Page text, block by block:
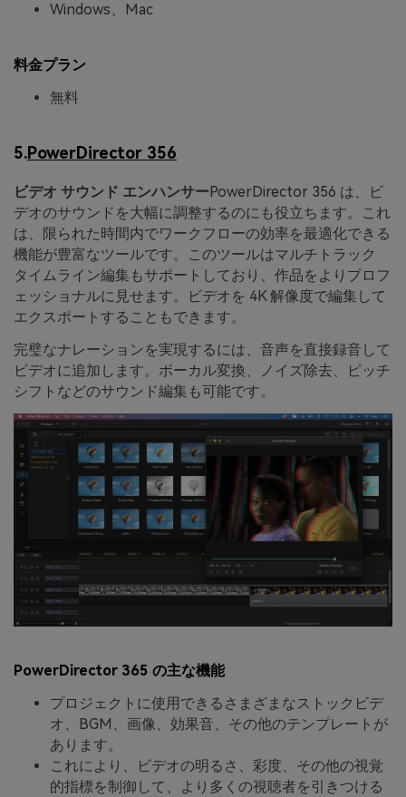
Windows、Mac
料金プラン
無料
5.PowerDirector 356
ビデオ サウンド エンハンサーPowerDirector 356 は、ビ
デオのサウンドを大幅に調整するのにも役立ちます。これ
は、限られた時間内でワークフローの効率を最適化できる
機能が豊富なツールです。このツールはマルチトラック
タイムライン編集もサポートしており、作品をよりプロフ
ェッショナルに見せます。ビデオを 4K 解像度で編集して
エクスポートすることもできます。
完璧なナレーションを実現するには、音声を直接録音して
ビデオに追加します。ボーカル変換、ノイズ除去、ピッチ
シフトなどのサウンド編集も可能です。
PowerDirector 365 の主な機能
プロジェクトに使用できるさまざまなストックビデ
オ、BGM、画像、効果音、その他のテンプレートが
あります。
これにより、ビデオの明るさ、彩度、その他の視覚
的指標を制御して、より多くの視聴者を引きつける